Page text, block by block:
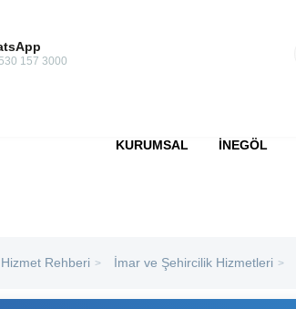
157 3000
KURUMSAL İNEGÖL
Hizmet Rehberi > İmar ve Şehircilik Hizmetleri >